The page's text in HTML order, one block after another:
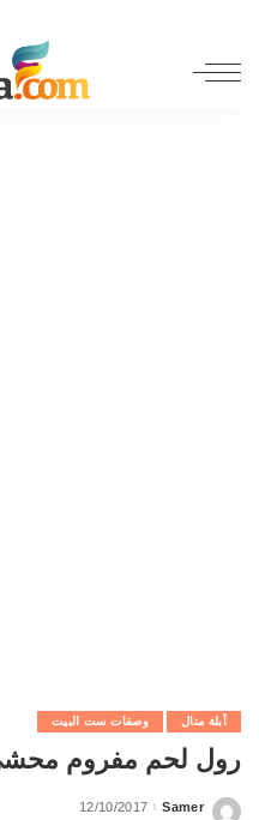
أبلة منال وصفات ست البيت
رول لحم مفروم
Posted
Samer
12/10/2017